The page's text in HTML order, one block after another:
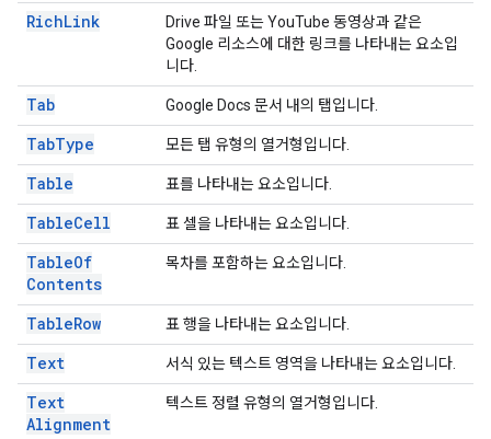
RichLink
Drive 파일 또는 YouTube 동영상과 같은
Google 리소스에 대한 링크를 나타내는 요소입
니다.
Tab Google Docs 문서 내의 탭입니다.
TabType 모든 탭 유형의 열거형입니다.
Table 표를 나타내는 요소입니다.
TableCell 표 셀을 나타내는 요소입니다.
TableOf
Contents
목차를 포함하는 요소입니다.
TableRow 표 행을 나타내는 요소입니다.
Text 서식 있는 텍스트 영역을 나타내는 요소입니다.
Text
Alignment
텍스트 정렬 유형의 열거형입니다.